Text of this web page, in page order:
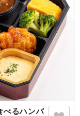
ブ株式会社
ートが2つになる
ンだけにしまし
らいでした。パエ
べるハンバ